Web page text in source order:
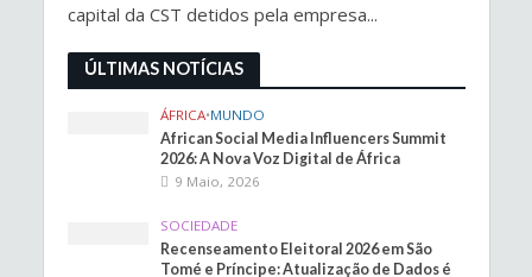
capital da CST detidos pela empresa...
ÚLTIMAS NOTÍCIAS
ÁFRICA•MUNDO
African Social Media Influencers Summit
2026: A Nova Voz Digital de África
9 Maio, 2026
SOCIEDADE
Recenseamento Eleitoral 2026 em São
Tomé e Príncipe: Atualização de Dados é